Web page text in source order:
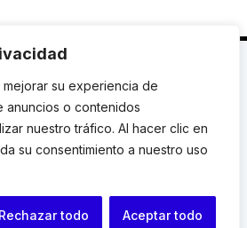
su experiencia de
anuncios o contenidos
nuestro tráfico. Al hacer clic en
su consentimiento a nuestro uso
Rechazar todo Aceptar todo
08002 Barcelona |
T.: +34 93
Humans de Catalunya.
|Contacto